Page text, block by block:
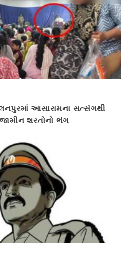
આસારામના સત્સંગથી
શરતોનો ભંગ